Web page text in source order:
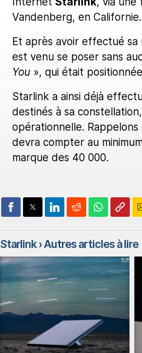
Vandenberg, en Californie.
Et après avoir effectué sa
est venu se poser sans
You », qui était
Starlink a ainsi déjà
destinés à sa
opérationnelle.
devra compter au
marque des 40 000.
Starlink› Autres articles à lire